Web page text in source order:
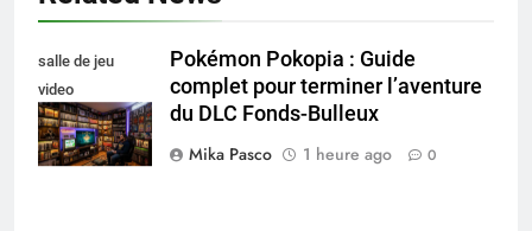
salle de jeu
video
collectionneur
Pokémon Pokopia : Guide
complet pour terminer l’aventure
du DLC Fonds-Bulleux
Mika Pasco
1 heure ago 0